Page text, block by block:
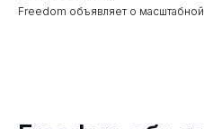
Freedom объявляет о